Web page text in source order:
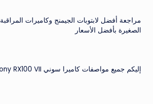
مراجعة أفضل لابتوبات الجيمنج وكاميرات المراقبة
الصغيرة بأفضل الأسعار
إليكم جميع مواصفات كاميرا سوني Sony RX100 VII